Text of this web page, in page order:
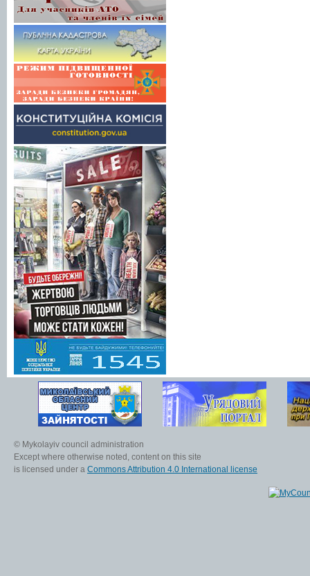
© Mykolayiv council administration
Except where otherwise noted, content on this site
is licensed under a Commons Attribution 4.0 International license